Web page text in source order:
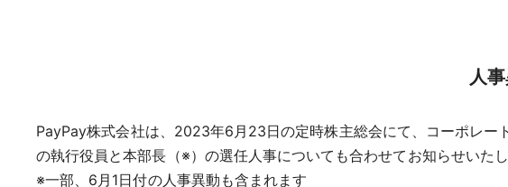
人
PayPay株式会社は、2023年6月23日の定時株主総会にて、コーポレー
の執行役員と本部長（※）の選任人事についても合わせてお知らせいたし
※一部、6月1日付の人事異動も含まれます